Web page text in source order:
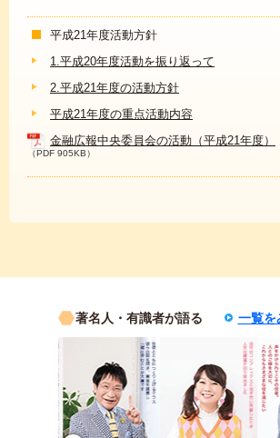
平成21年度活動方針
1.平成20年度活動を振り返って
2.平成21年度の活動方針
平成21年度の重点活動内容
金融広報中央委員会の活動（平成21年度）
（PDF 905KB）
著名人・有識者が語る 一覧を